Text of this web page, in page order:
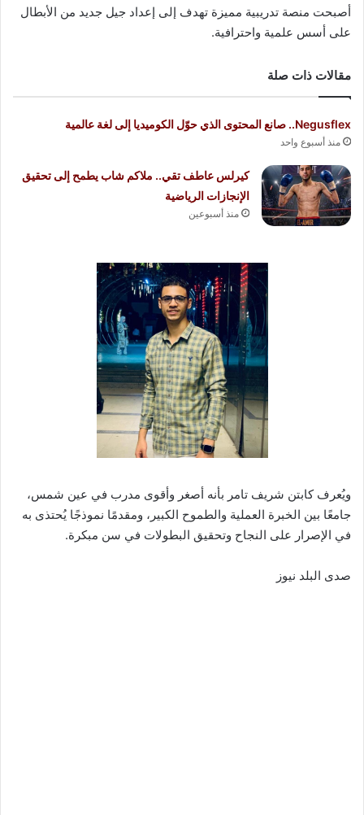
أصبحت منصة تدريبية مميزة تهدف إلى إعداد جيل جديد من الأبطال
على أسس علمية واحترافية.
مقالات ذات صلة
Negusflex.. صانع المحتوى الذي حوّل الكوميديا إلى لغة عالمية
منذ أسبوع واحد
كيرلس عاطف تقي.. ملاكم شاب يطمح إلى تحقيق
الإنجازات الرياضية
منذ أسبوعين
ويُعرف كابتن شريف تامر بأنه أصغر وأقوى مدرب في عين شمس،
جامعًا بين الخبرة العملية والطموح الكبير، ومقدمًا نموذجًا يُحتذى به
في الإصرار على النجاح وتحقيق البطولات في سن مبكرة.
صدى البلد نيوز